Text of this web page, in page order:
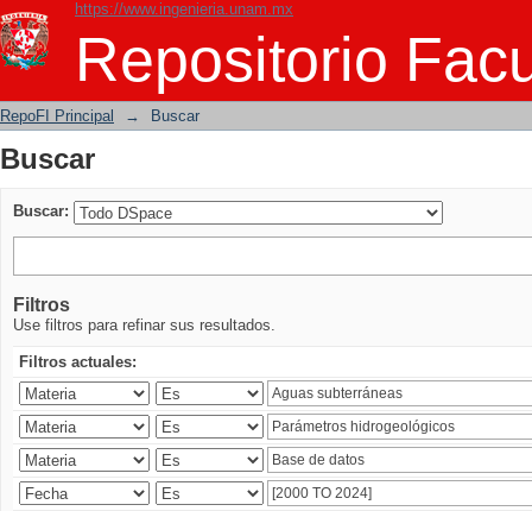
https://www.ingenieria.unam.mx
Repositorio
Buscar
RepoFI Principal → Buscar
Buscar
Buscar:
Filtros
Use filtros para refinar sus resultados.
Filtros actuales: